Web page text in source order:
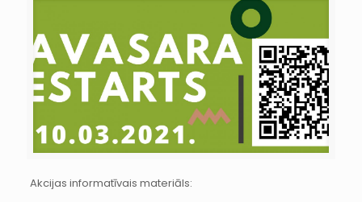
Akcijas informatīvais materiāls: